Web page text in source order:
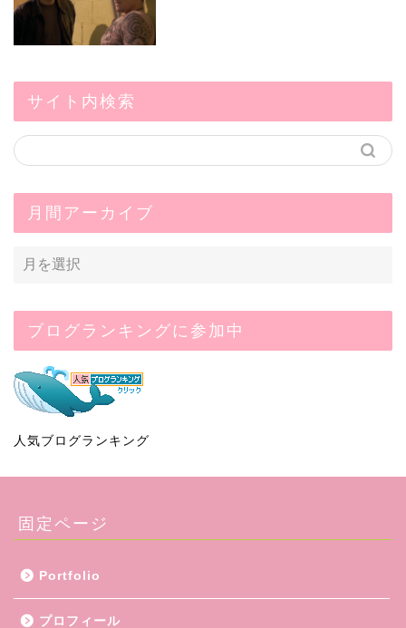
サイト内検索
月間アーカイブ
ブログランキングに参加中
人気ブログランキング
固定ページ
Portfolio
プロフィール